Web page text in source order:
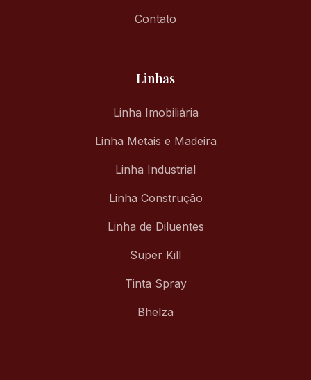
Contato
Linhas
Linha Imobiliária
Linha Metais e Madeira
Linha Industrial
Linha Construção
Linha de Diluentes
Super Kill
Tinta Spray
Bhelza